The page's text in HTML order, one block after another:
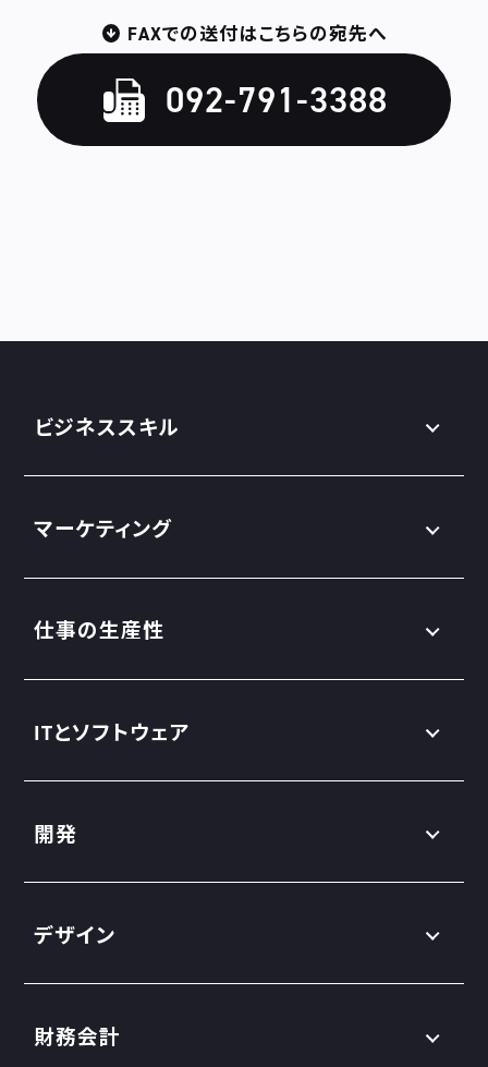
FAXでの送付はこちらの宛先へ
092-791-3388
ビジネススキル
マーケティング
仕事の生産性
ITとソフトウェア
開発
デザイン
財務会計